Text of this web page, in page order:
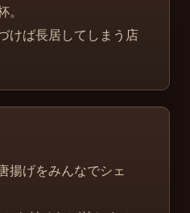
。
けば長居してしまう店
揚げをみんなでシェ